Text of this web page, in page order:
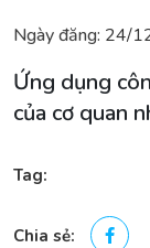
Ngày đăng: 24/
Ứng dụng
của cơ quan
Tag:
Chia sẻ: